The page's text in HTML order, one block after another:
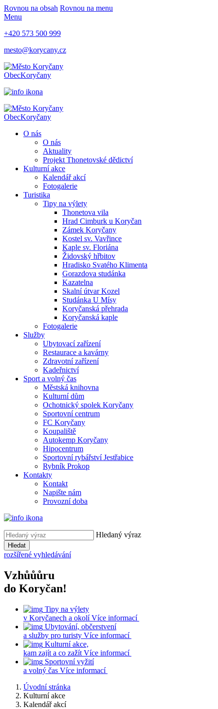
Rovnou na obsah Rovnou na menu
Menu
+420 573 500 999
mesto@korycany.cz
ObecKoryčany
ObecKoryčany
O nás
O nás
Aktuality
Projekt Thonetovské dědictví
Kulturní akce
Kalendář akcí
Fotogalerie
Turistika
Tipy na výlety
Thonetova vila
Hrad Cimburk u Koryčan
Zámek Koryčany
Kostel sv. Vavřince
Kaple sv. Floriána
Židovský hřbitov
Hradisko Svatého Klimenta
Gorazdova studánka
Kazatelna
Skalní útvar Kozel
Studánka U Mísy
Koryčanská přehrada
Koryčanská kaple
Fotogalerie
Služby
Ubytovací zařízení
Restaurace a kavárny
Zdravotní zařízení
Kadeřnictví
Sport a volný čas
Městská knihovna
Kulturní dům
Ochotnický spolek Koryčany
Sportovní centrum
FC Koryčany
Koupaliště
Autokemp Koryčany
Hipocentrum
Sportovní rybářství Jestřabice
Rybník Prokop
Kontakty
Kontakt
Napište nám
Provozní doba
Hledaný výraz
Hledat
rozšířené vyhledávání
Vzhůůůru
do Koryčan!
Tipy na výlety
v Koryčanech a okolí Více informací
Ubytování, občerstvení
a služby pro turisty Více informací
Kulturní akce,
kam zajít a co zažít Více informací
Sportovní vyžití
a volný čas Více informací
Úvodní stránka
Kulturní akce
Kalendář akcí